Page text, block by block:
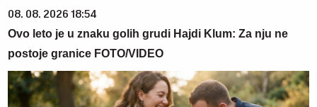
08. 08. 2026 18:54
Ovo leto je u znaku golih grudi Hajdi Klum: Za nju ne
postoje granice FOTO/VIDEO